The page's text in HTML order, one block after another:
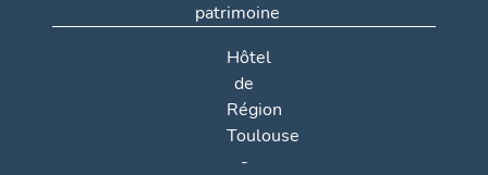
patrimoine
Hôtel
de
Région
Toulouse
-